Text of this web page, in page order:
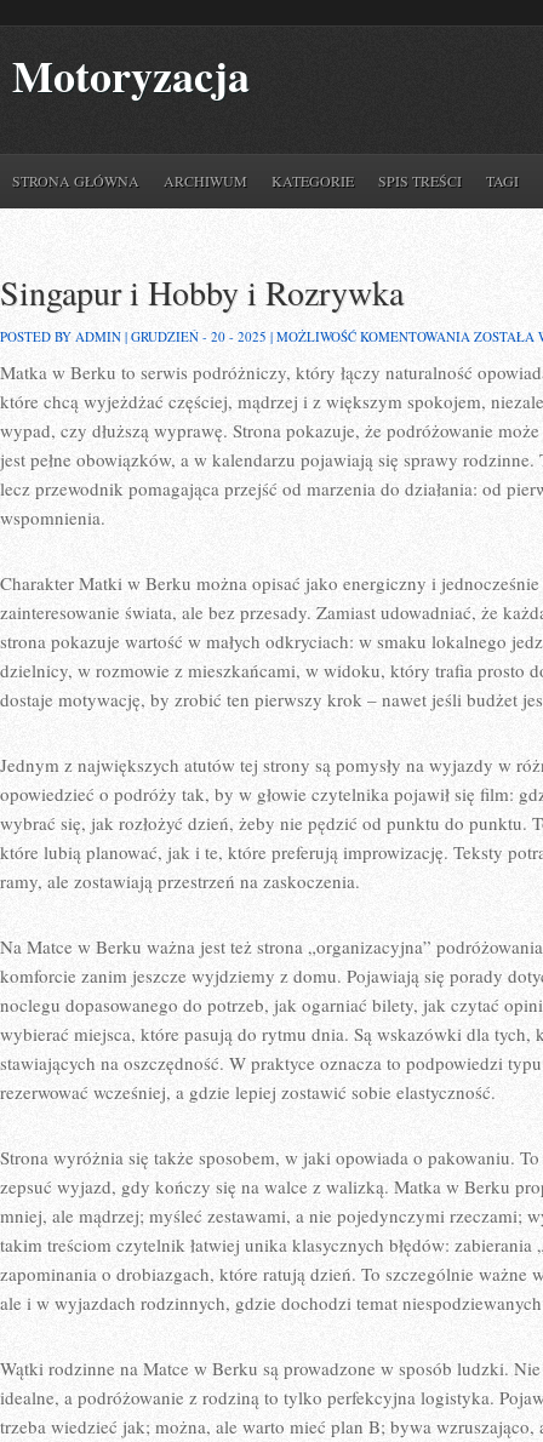
Motoryzacja
STRONA GŁÓWNA ARCHIWUM KATEGORIE SPIS TREŚCI TAGI
Singapur i Hobby i Rozrywka
POSTED BY ADMIN | GRUDZIEŃ - 20 - 2025 | MOŻLIWOŚĆ KOMENTOWANIA SINGAPUR
HOBBY
ZOSTAŁA
Matka w Berku to serwis podróżniczy, który łączy naturalność
które chcą wyjeżdżać częściej, mądrzej i z większym spokojem,
wypad, czy dłuższą wyprawę. Strona pokazuje, że podróżowanie
jest pełne obowiązków, a w kalendarzu pojawiają się sprawy
lecz przewodnik pomagająca przejść od marzenia do działania: od
wspomnienia.
Charakter Matki w Berku można opisać jako energiczny i
zainteresowanie świata, ale bez przesady. Zamiast udowadniać, że
strona pokazuje wartość w małych odkryciach: w smaku lokalnego
dzielnicy, w rozmowie z mieszkańcami, w widoku, który trafia prosto
dostaje motywację, by zrobić ten pierwszy krok – nawet jeśli budżet
Jednym z największych atutów tej strony są pomysły na wyjazdy w
opowiedzieć o podróży tak, by w głowie czytelnika pojawił się film:
wybrać się, jak rozłożyć dzień, żeby nie pędzić od punktu do punktu.
które lubią planować, jak i te, które preferują improwizację. Teksty
ramy, ale zostawiają przestrzeń na zaskoczenia.
Na Matce w Berku ważna jest też strona „organizacyjna”
komforcie zanim jeszcze wyjdziemy z domu. Pojawiają się porady
noclegu dopasowanego do potrzeb, jak ogarniać bilety, jak czytać
wybierać miejsca, które pasują do rytmu dnia. Są wskazówki dla tych,
stawiających na oszczędność. W praktyce oznacza to podpowiedzi
rezerwować wcześniej, a gdzie lepiej zostawić sobie elastyczność.
Strona wyróżnia się także sposobem, w jaki opowiada o pakowaniu.
zepsuć wyjazd, gdy kończy się na walce z walizką. Matka w Berku
mniej, ale mądrzej; myśleć zestawami, a nie pojedynczymi rzeczami;
takim treściom czytelnik łatwiej unika klasycznych błędów: zabierania
zapominania o drobiazgach, które ratują dzień. To szczególnie ważne
ale i w wyjazdach rodzinnych, gdzie dochodzi temat
Wątki rodzinne na Matce w Berku są prowadzone w sposób ludzki.
idealne, a podróżowanie z rodziną to tylko perfekcyjna logistyka.
trzeba wiedzieć jak; można, ale warto mieć plan B; bywa wzruszająco,